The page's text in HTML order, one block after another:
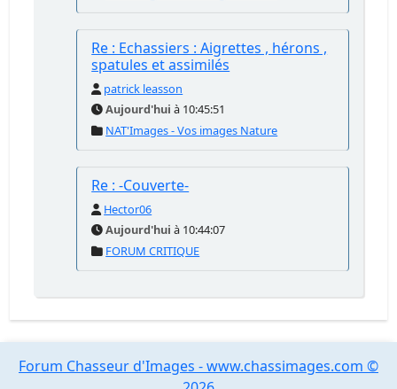
Re : Echassiers : Aigrettes , hérons ,
spatules et assimilés
patrick leasson
Aujourd'hui à 10:45:51
NAT'Images - Vos images Nature
Re : -Couverte-
Hector06
Aujourd'hui à 10:44:07
FORUM CRITIQUE
Forum Chasseur d'Images - www.chassimages.com ©